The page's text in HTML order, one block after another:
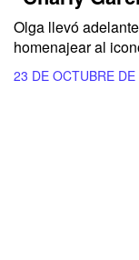
Olga llevó
homenajear al
23 DE OCTUBRE